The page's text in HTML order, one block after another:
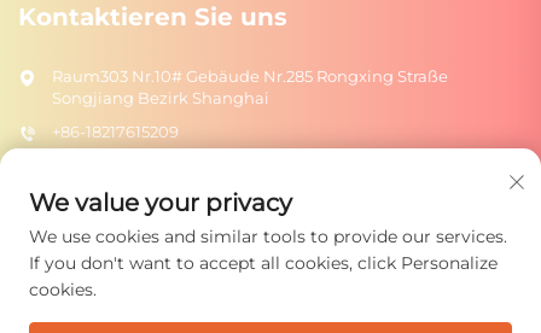
Kontaktieren Sie uns
Raum303 Nr.10# Gebäude Nr.285 Rongxing Straße
Songjiang Bezirk Shanghai
+86-18217615209
SENDEN
We value your privacy
We use cookies and similar tools to provide our services.
If you don't want to accept all cookies, click Personalize
cookies.